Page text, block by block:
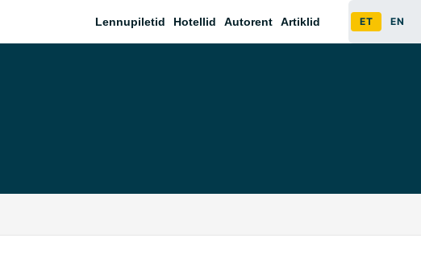
Lennupiletid Hotellid Autorent Artiklid ET EN